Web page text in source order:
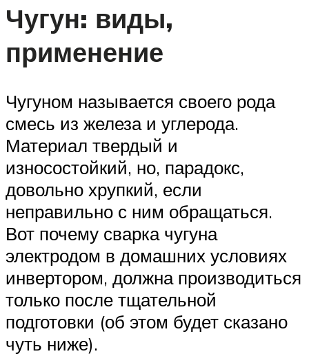
Чугун: виды,
применение
Чугуном называется своего рода
смесь из железа и углерода.
Материал твердый и
износостойкий, но, парадокс,
довольно хрупкий, если
неправильно с ним обращаться.
Вот почему сварка чугуна
электродом в домашних условиях
инвертором, должна производиться
только после тщательной
подготовки (об этом будет сказано
чуть ниже).